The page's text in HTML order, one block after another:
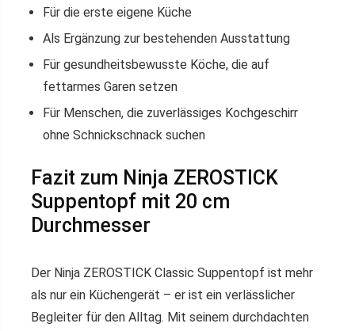
Für die erste eigene Küche
Als Ergänzung zur bestehenden Ausstattung
Für gesundheitsbewusste Köche, die auf
fettarmes Garen setzen
Für Menschen, die zuverlässiges Kochgeschirr
ohne Schnickschnack suchen
Fazit zum Ninja ZEROSTICK
Suppentopf mit 20 cm
Durchmesser
Der Ninja ZEROSTICK Classic Suppentopf ist mehr
als nur ein Küchengerät – er ist ein verlässlicher
Begleiter für den Alltag. Mit seinem durchdachten